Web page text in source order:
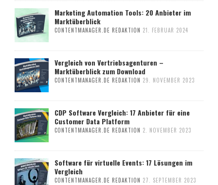
Marketing Automation Tools: 20 Anbieter im
Marktüberblick
CONTENTMANAGER.DE REDAKTION 21. FEBRUAR 2024
Vergleich von Vertriebsagenturen –
Marktüberblick zum Download
CONTENTMANAGER.DE REDAKTION 29. NOVEMBER 2023
CDP Software Vergleich: 17 Anbieter für eine
Customer Data Platform
CONTENTMANAGER.DE REDAKTION 2. NOVEMBER 2023
Software für virtuelle Events: 17 Lösungen im
Vergleich
CONTENTMANAGER.DE REDAKTION 27. SEPTEMBER 2023